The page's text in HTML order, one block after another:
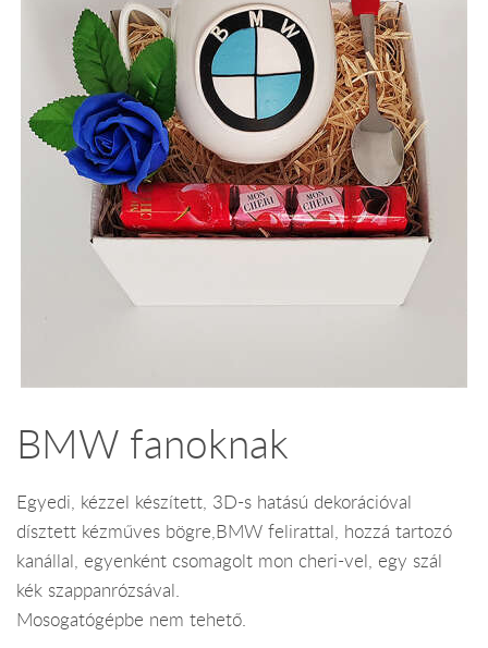
BMW fanoknak
Egyedi, kézzel készített, 3D-s hatású dekorációval
dísztett kézműves bögre,BMW felirattal, hozzá tartozó
kanállal, egyenként csomagolt mon cheri-vel, egy szál
kék szappanrózsával.
Mosogatógépbe nem tehető.